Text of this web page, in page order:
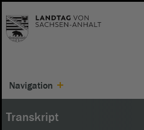
Navigation
Transkript